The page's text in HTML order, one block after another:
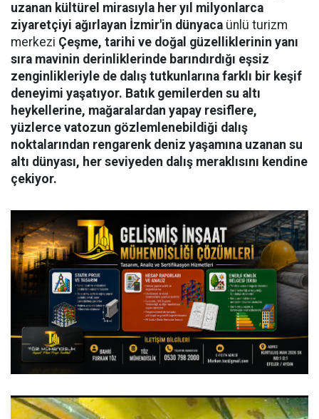
uzanan kültürel mirasıyla her yıl milyonlarca
ziyaretçiyi ağırlayan İzmir'in dünyaca ünlü turizm
merkezi Çeşme, tarihi ve doğal güzelliklerinin yanı
sıra mavinin derinliklerinde barındırdığı eşsiz
zenginlikleriyle de dalış tutkunlarına farklı bir keşif
deneyimi yaşatıyor. Batık gemilerden su altı
heykellerine, mağaralardan yapay resiflere,
yüzlerce vatozun gözlemlenebildiği dalış
noktalarından rengarenk deniz yaşamına uzanan su
altı dünyası, her seviyeden dalış meraklısını kendine
çekiyor.